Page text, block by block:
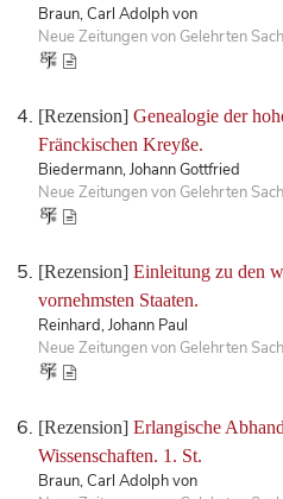
Braun, Carl Adolph von
Neue Zeitungen von Gelehrten
[Rezension] Genealogie der
Fränckischen Kreyße.
Biedermann, Johann Gottfried
Neue Zeitungen von Gelehrten
[Rezension] Einleitung zu den
vornehmsten Staaten.
Reinhard, Johann Paul
Neue Zeitungen von Gelehrten
[Rezension] Erlangische
Wissenschaften. 1. St.
Braun, Carl Adolph von